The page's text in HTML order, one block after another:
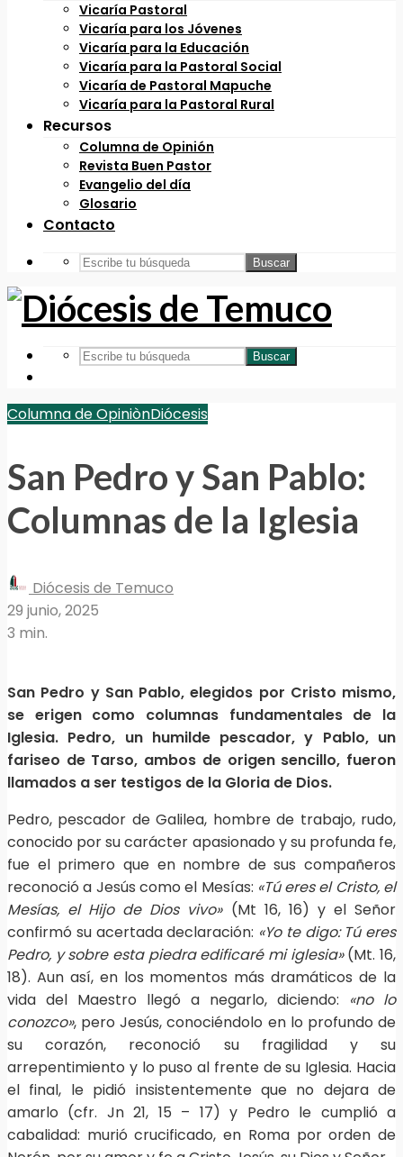
Vicaría Pastoral
Vicaría para los Jóvenes
Vicaría para la Educación
Vicaría para la Pastoral Social
Vicaría de Pastoral Mapuche
Vicaría para la Pastoral Rural
Recursos
Columna de Opinión
Revista Buen Pastor
Evangelio del día
Glosario
Contacto
Buscar
Buscar
Columna de OpiniònDiócesis
San Pedro y San Pablo:
Columnas de la Iglesia
Diócesis de Temuco
29 junio, 2025
3 min.
San Pedro y San Pablo, elegidos por Cristo mismo,
se erigen como columnas fundamentales de la
Iglesia. Pedro, un humilde pescador, y Pablo, un
fariseo de Tarso, ambos de origen sencillo, fueron
llamados a ser testigos de la Gloria de Dios.
Pedro, pescador de Galilea, hombre de trabajo, rudo,
conocido por su carácter apasionado y su profunda fe,
fue el primero que en nombre de sus compañeros
reconoció a Jesús como el Mesías: «Tú eres el Cristo, el
Mesías, el Hijo de Dios vivo»(Mt 16, 16) y el Señor
confirmó su acertada declaración: «Yo te digo: Tú eres
Pedro, y sobre esta piedra edificaré mi iglesia»(Mt. 16,
18). Aun así, en los momentos más dramáticos de la
vida del Maestro llegó a negarlo, diciendo: «no lo
conozco», pero Jesús, conociéndolo en lo profundo de
su corazón, reconoció su fragilidad y su
arrepentimiento y lo puso al frente de su Iglesia. Hacia
el final, le pidió insistentemente que no dejara de
amarlo (cfr. Jn 21, 15 – 17) y Pedro le cumplió a
cabalidad: murió crucificado, en Roma por orden de